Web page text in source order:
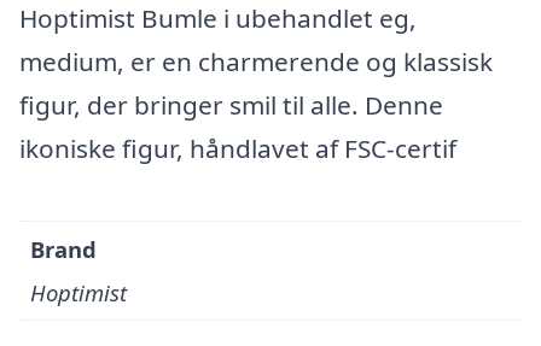
Hoptimist Bumle i ubehandlet eg,
medium, er en charmerende og klassisk
figur, der bringer smil til alle. Denne
ikoniske figur, håndlavet af FSC-certif
Brand
Hoptimist